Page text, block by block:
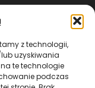
z technologii,
uzyskiwania
te technologie
podczas
paletowe